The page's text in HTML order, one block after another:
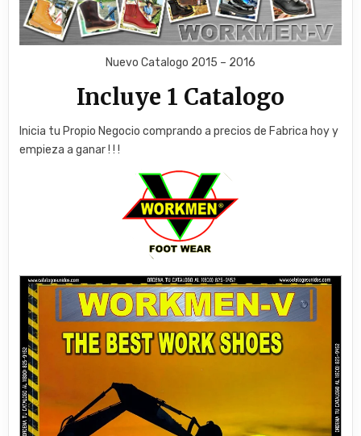
Nuevo Catalogo 2015 – 2016
Incluye 1 Catalogo
Inicia tu Propio Negocio comprando a precios de Fabrica hoy y
empieza a ganar ! ! !